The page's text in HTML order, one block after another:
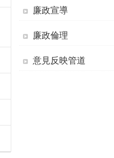
廉政宣導
廉政倫理
意見反映管道